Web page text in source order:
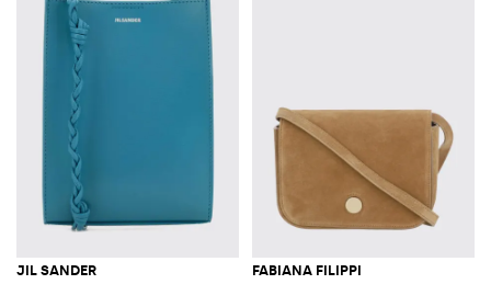
JIL SANDER FABIANA FILIPPI